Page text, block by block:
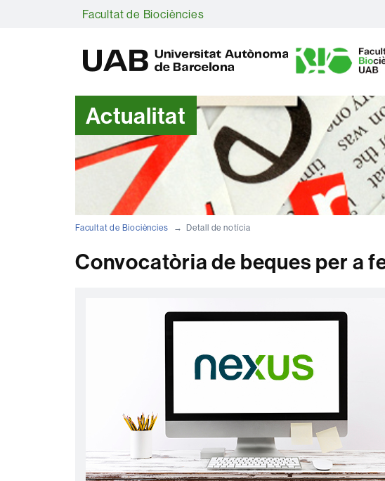
Facultat de Biociències
Actualitat
Facultat de Biociències Detall de notícia
Convocatòria de beques per a